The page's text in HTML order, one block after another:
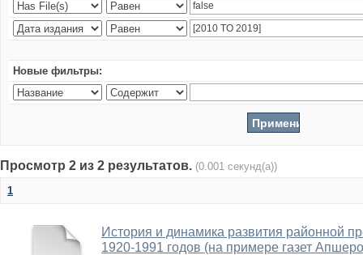
Новые фильтры:
Просмотр 2 из 2 результатов. (0.001 секунд(а))
1
История и динамика развития районной
1920-1991 годов (на примере газет